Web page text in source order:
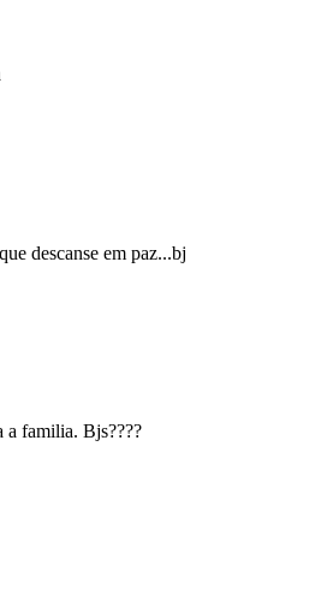
descanse em paz...bj
a familia. Bjs????